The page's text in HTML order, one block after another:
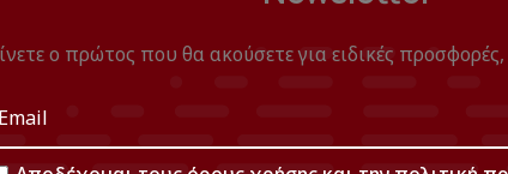
ο πρώτος που θα ακούσετε για ειδικές προσφορές,